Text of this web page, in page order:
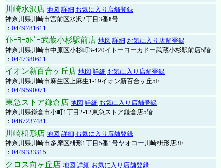
川崎水沢店 地図 詳細 お気に入り店舗登録
神奈川県川崎市宮前区水沢2丁目3番8号
： 0449781611
ｲﾄｰﾖｰｶﾄﾞｰ武蔵小杉駅前店 地図 詳細 お気に入り店舗登録
神奈川県川崎市中原区小杉町3-420イトーヨーカドー武蔵小杉駅前店5階
： 0447380611
イオン新百合ヶ丘店 地図 詳細 お気に入り店舗登録
神奈川県川崎市麻生区上麻生1-19イオン新百合ヶ丘5F
： 0449590071
東急ストア鎌倉店 地図 詳細 お気に入り店舗登録
神奈川県鎌倉市小町1丁目2-12東急ストア鎌倉店5階
： 0467237481
川崎枡形店 地図 詳細 お気に入り店舗登録
神奈川県川崎市多摩区枡形1丁目5番1号ヤオコー川崎枡形店3F
： 0449333315
クロス向ヶ丘店 地図 詳細 お気に入り店舗登録